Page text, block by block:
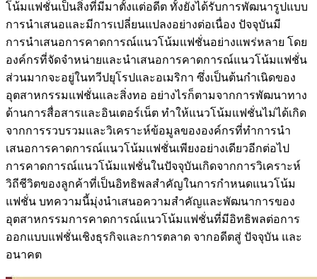
โน้มแฟชั่นเป็นสิ่งที่มีมาตั้งแต่อดีต ทั้งยังได้รับการพัฒนารูปแบบ
การนำเสนอและมีการเปลี่ยนแปลงอย่างต่อเนื่อง ปัจจุบันมี
การนำเสนอการคาดการณ์แนวโน้มแฟชั่นอย่างแพร่หลาย โดย
องค์กรที่จัดจำหน่ายและนำเสนอการคาดการณ์แนวโน้มแฟชั่น
ส่วนมากจะอยู่ในทวีปยุโรปและอเมริกา ซึ่งเป็นต้นกำเนิดของ
อุตสาหกรรมแฟชั่นและสิ่งทอ อย่างไรก็ตามจากการพัฒนาทาง
ด้านการสื่อสารและอินเตอร์เน็ต ทำให้แนวโน้มแฟชั่นไม่ได้เกิด
จากการรวบรวมและวิเคราะห์ข้อมูลขององค์กรที่ทำการนำ
เสนอการคาดการณ์แนวโน้มแฟชั่นเพียงอย่างเดียวอีกต่อไป
การคาดการณ์แนวโน้มแฟชั่นในปัจจุบันเกิดจากการวิเคราะห์
วิถีชีวิตของลูกค้าที่เป็นอิทธิพลสำคัญในการกำหนดแนวโน้ม
แฟชั่น บทความนี้มุ่งนำเสนอความสำคัญและพัฒนาการของ
อุตสาหกรรมการคาดการณ์แนวโน้มแฟชั่นที่มีอิทธิพลต่อการ
ออกแบบแฟชั่นเชิงธุรกิจและการตลาด จากอดีตสู่ ปัจจุบัน และ
อนาคต